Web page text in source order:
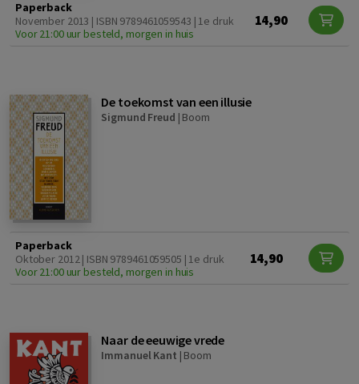
Paperback
November 2013 | ISBN 9789461059543 | 1e druk
Voor 21:00 uur besteld, morgen in huis
14,90
De toekomst van een illusie
Sigmund Freud | Boom
Paperback
Oktober 2012 | ISBN 9789461059505 | 1e druk
Voor 21:00 uur besteld, morgen in huis
14,90
Naar de eeuwige vrede
Immanuel Kant | Boom